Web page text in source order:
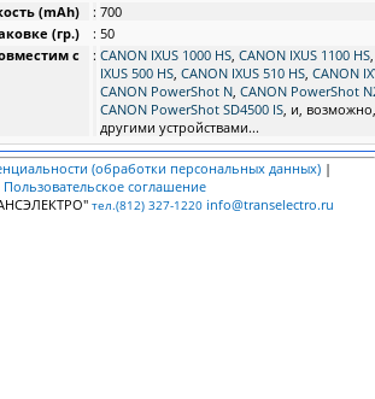
(mAh) : 700
(гр.)
: 50
с
: CANON IXUS 1000 HS, CANON IXUS 1100 HS
IXUS 500 HS, CANON IXUS 510 HS, CANON
CANON PowerShot N, CANON PowerShot
CANON PowerShot SD4500 IS, и,
другими устройствами...
(обработки персональных данных) |
Пользовательское соглашение
тел.(812) 327-1220 info@transelectro.ru